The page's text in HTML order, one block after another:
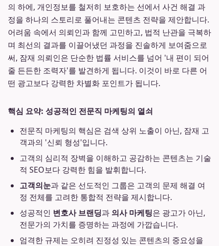
의 하에, 개인정보를 철저히 보호하는 선에서 사건 해결 과
정을 하나의 스토리로 풀어내는 콘텐츠 전략을 제안합니다.
어려움 속에서 의뢰인과 함께 고민하고, 법적 난관을 극복하
며 최선의 결과를 이끌어냈던 과정을 진솔하게 보여줌으로
써, 잠재 의뢰인은 단순한 법률 서비스를 넘어 '내 편이 되어
줄 든든한 조력자'를 발견하게 됩니다. 이것이 바로 다른 어
떤 광고보다 강력한 차별화 포인트가 됩니다.
핵심 요약: 성공적인 전문직 마케팅의 열쇠
전문직 마케팅의 핵심은 검색 상위 노출이 아닌, 잠재 고
객과의 '신뢰 형성'입니다.
고객의 심리적 장벽을 이해하고 공감하는 콘텐츠는 기술
적 SEO보다 강력한 힘을 발휘합니다.
고객의눈과 같은 선도적인 그룹은 고객의 문제 해결 여
정 전체를 고려한 통합적 전략을 제시합니다.
성공적인 변호사 브랜딩과 의사 마케팅은 광고가 아닌,
전문가의 가치를 증명하는 과정에 가깝습니다.
엄격한 규제는 오히려 진정성 있는 콘텐츠의 중요성을